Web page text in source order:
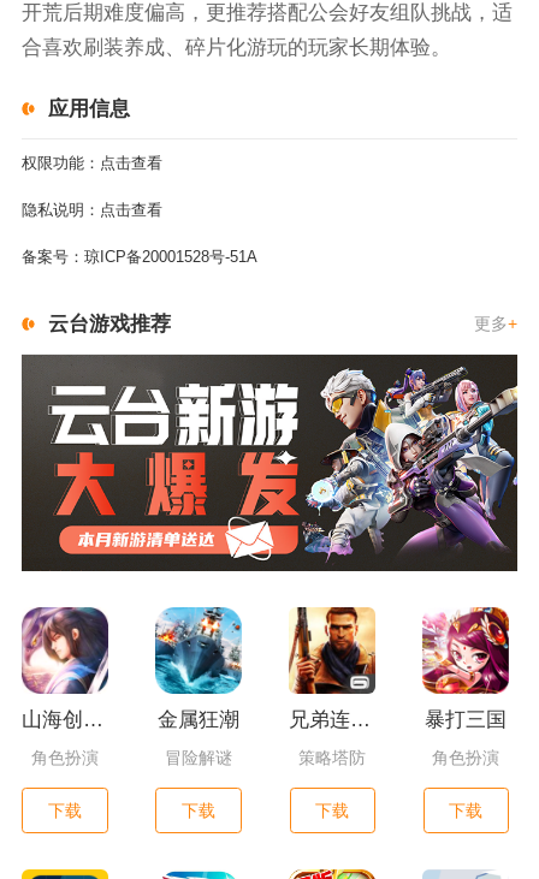
开荒后期难度偏高，更推荐搭配公会好友组队挑战，适
合喜欢刷装养成、碎片化游玩的玩家长期体验。
应用信息
权限功能： 点击查看
隐私说明： 点击查看
备案号： 琼ICP备20001528号-51A
云台游戏推荐 更多+
山海创世录一剑天逆
角色扮演
下载
金属狂潮
冒险解谜
下载
兄弟连3：战争之子
策略塔防
下载
暴打三国
角色扮演
下载